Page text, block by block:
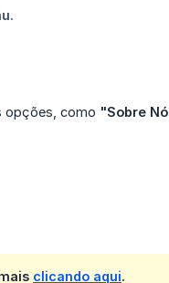
opções, como "Sobre
clicando aqui.